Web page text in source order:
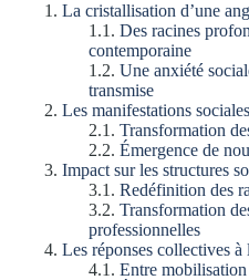
La cristallisation d’une
Des racines
contemporaine
Une anxiété
transmise
Les manifestations
Transformation
Émergence de
Impact sur les structures
Redéfinition des
Transformation
professionnelles
Les réponses collectives à
Entre